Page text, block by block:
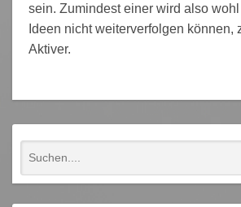
sein. Zumindest einer wird also wohl
Ideen nicht weiterverfolgen können,
Aktiver.